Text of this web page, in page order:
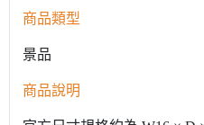
商品類型
景品
商品說明